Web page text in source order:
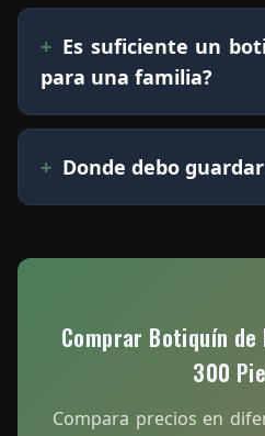
Es suficiente un
para una familia?
Donde debo
Comprar Botiquín
300
Compara precios en